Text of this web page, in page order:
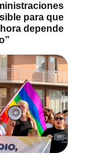
para que
depende